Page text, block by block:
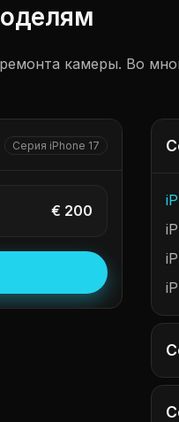
камеры. Во
Серия iPhone 17
€ 200